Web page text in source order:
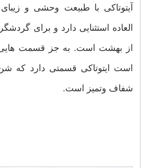
آیتوتاکی با طبیعت وحشی و
العاده استثنایی دارد و برای
از بهشت است. به جز قسمت
است ایتوتاکی قسمتی دارد که
شفاف وتمیز است.